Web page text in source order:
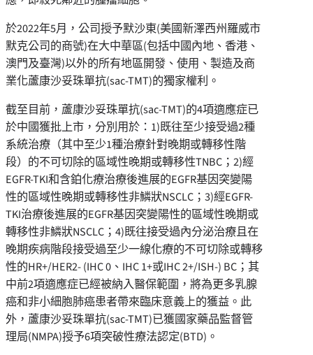
於2022年5月，公司授予默沙東(美國新澤西州羅威市
默克公司的商號)在大中華區(包括中國內地、香港、
澳門及臺灣)以外的所有地區開發、使用、製造及商
業化蘆康沙妥珠單抗(sac-TMT)的獨家權利。
截至目前，蘆康沙妥珠單抗(sac-TMT)的4項適應症已
於中國獲批上市，分別用於：1)既往至少接受過2種
系統治療（其中至少1種治療針對晚期或轉移性階
段）的不可切除的區域性晚期或轉移性TNBC；2)經
EGFR-TKI和含鉑化療治療後進展的EGFR基因突變陽
性的區域性晚期或轉移性非鱗狀NSCLC；3)經EGFR-
TKI治療後進展的EGFR基因突變陽性的區域性晚期或
轉移性非鱗狀NSCLC；4)既往接受過內分泌治療且在
晚期疾病階段接受過至少一線化療的不可切除或轉移
性的HR+/HER2- (IHC 0、IHC 1+或IHC 2+/ISH-) BC；其
中前2項適應症已經被納入醫保範圍，將為更多乳腺
癌和非小細胞肺癌患者帶來臨床意義上的獲益。此
外，蘆康沙妥珠單抗(sac-TMT)已獲國家藥品監督管
理局(NMPA)授予6項突破性療法認定(BTD)。